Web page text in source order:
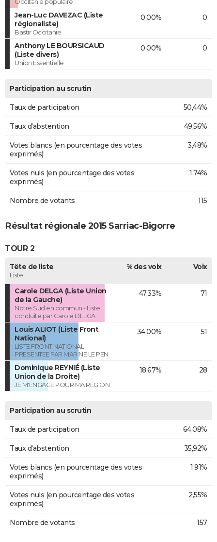
Jean-Luc DAVEZAC (Liste
régionaliste)
Bastir Occitanie
0,00% 0
Anthony LE BOURSICAUD
(Liste divers)
Union Essentielle
0,00% 0
Participation au scrutin
Taux de participation 50,44%
Taux d'abstention 49,56%
Votes blancs (en pourcentage des votes
exprimés)
3,48%
Votes nuls (en pourcentage des votes
exprimés)
1,74%
Nombre de votants 115
Résultat régionale 2015 Sarriac-Bigorre
TOUR 2
Tête de liste
Liste
% des voix Voix
Carole DELGA (Liste Union
de la Gauche)
Notre Sud en commun - Liste
conduite par Carole DELGA
47,33% 71
Louis ALIOT (Liste Front
National)
LISTE FRONT NATIONAL
PRESENTEE PAR MARINE LE PEN
34,00% 51
Dominique REYNIÉ (Liste
Union de la Droite)
JE M'ENGAGE POUR MA REGION
18,67% 28
Participation au scrutin
Taux de participation 64,08%
Taux d'abstention 35,92%
Votes blancs (en pourcentage des votes
exprimés)
1,91%
Votes nuls (en pourcentage des votes
exprimés)
2,55%
Nombre de votants 157